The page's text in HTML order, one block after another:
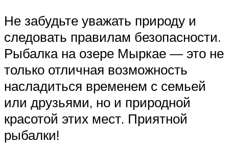
Не забудьте уважать природу и
следовать правилам безопасности.
Рыбалка на озере Мыркае — это не
только отличная возможность
насладиться временем с семьей
или друзьями, но и природной
красотой этих мест. Приятной
рыбалки!